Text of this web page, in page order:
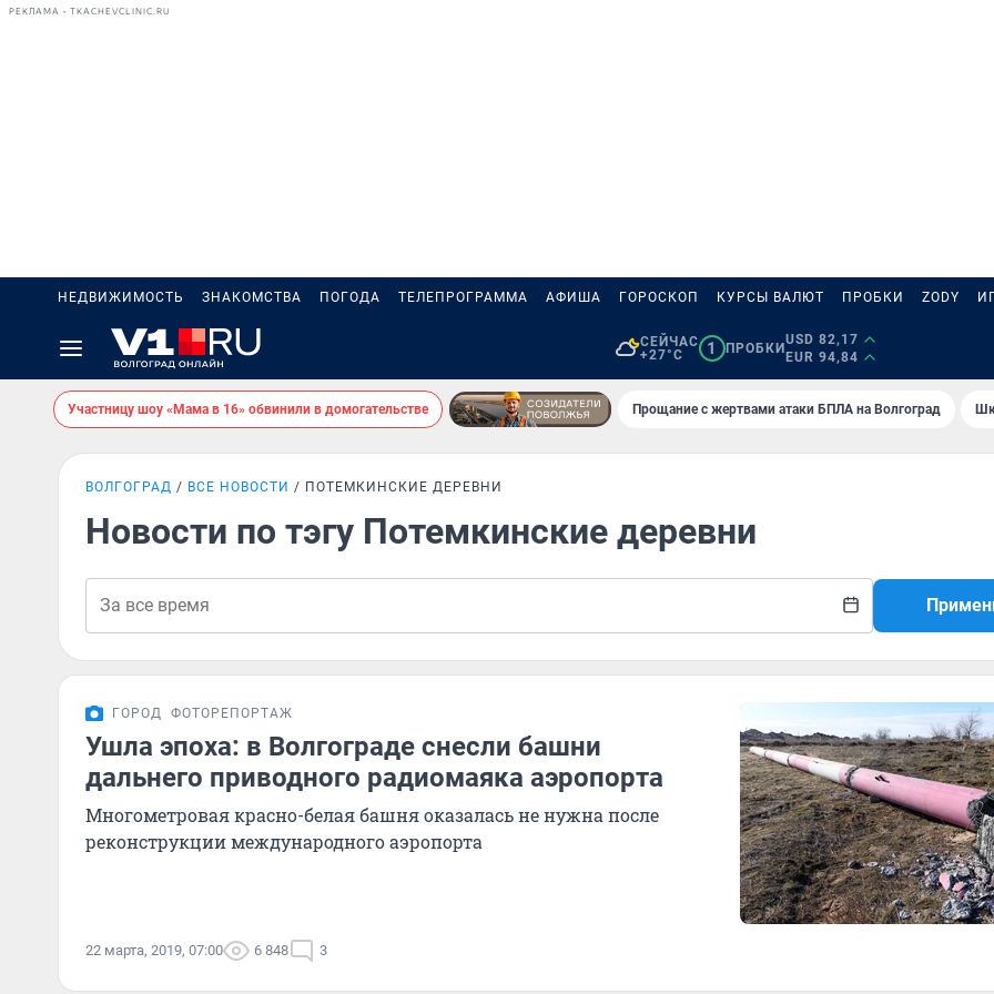
РЕКЛАМА • TKACHEVCLINIC.RU
НЕДВИЖИМОСТЬ ЗНАКОМСТВА ПОГОДА ТЕЛЕПРОГРАММА АФИША ГОРОСКОП КУРСЫ ВАЛЮТ ПРОБКИ ZODY
СЕЙЧАС
+27°C
1 ПРОБКИ
USD 82,17
EUR 94,84
Участницу шоу «Мама в 16» обвинили в домогательстве Прощание с жертвами атаки БПЛА на Волгоград
ВОЛГОГРАД ВСЕ НОВОСТИ ПОТЕМКИНСКИЕ ДЕРЕВНИ
Новости по тэгу Потемкинские деревни
ГОРОД ФОТОРЕПОРТАЖ
Ушла эпоха: в Волгограде снесли башни
дальнего приводного радиомаяка аэропорта
Многометровая красно-белая башня оказалась не нужна после
реконструкции международного аэропорта
22 марта, 2019, 07:00 6 848 3